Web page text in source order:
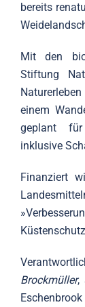
bereits
Mit den
Stiftung
einem
geplant für
inklusive
Finanziert
Brockmüller,